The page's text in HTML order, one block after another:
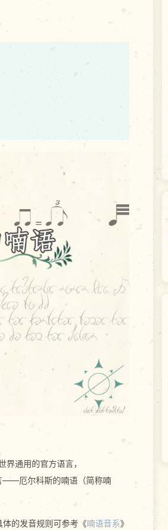
通用的官方语言，
——厄尔科斯的喃语（简称喃
的发音规则可参考《喃语音系》